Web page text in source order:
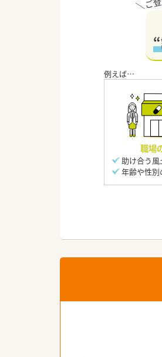
職場
助け合う風
年齢や性